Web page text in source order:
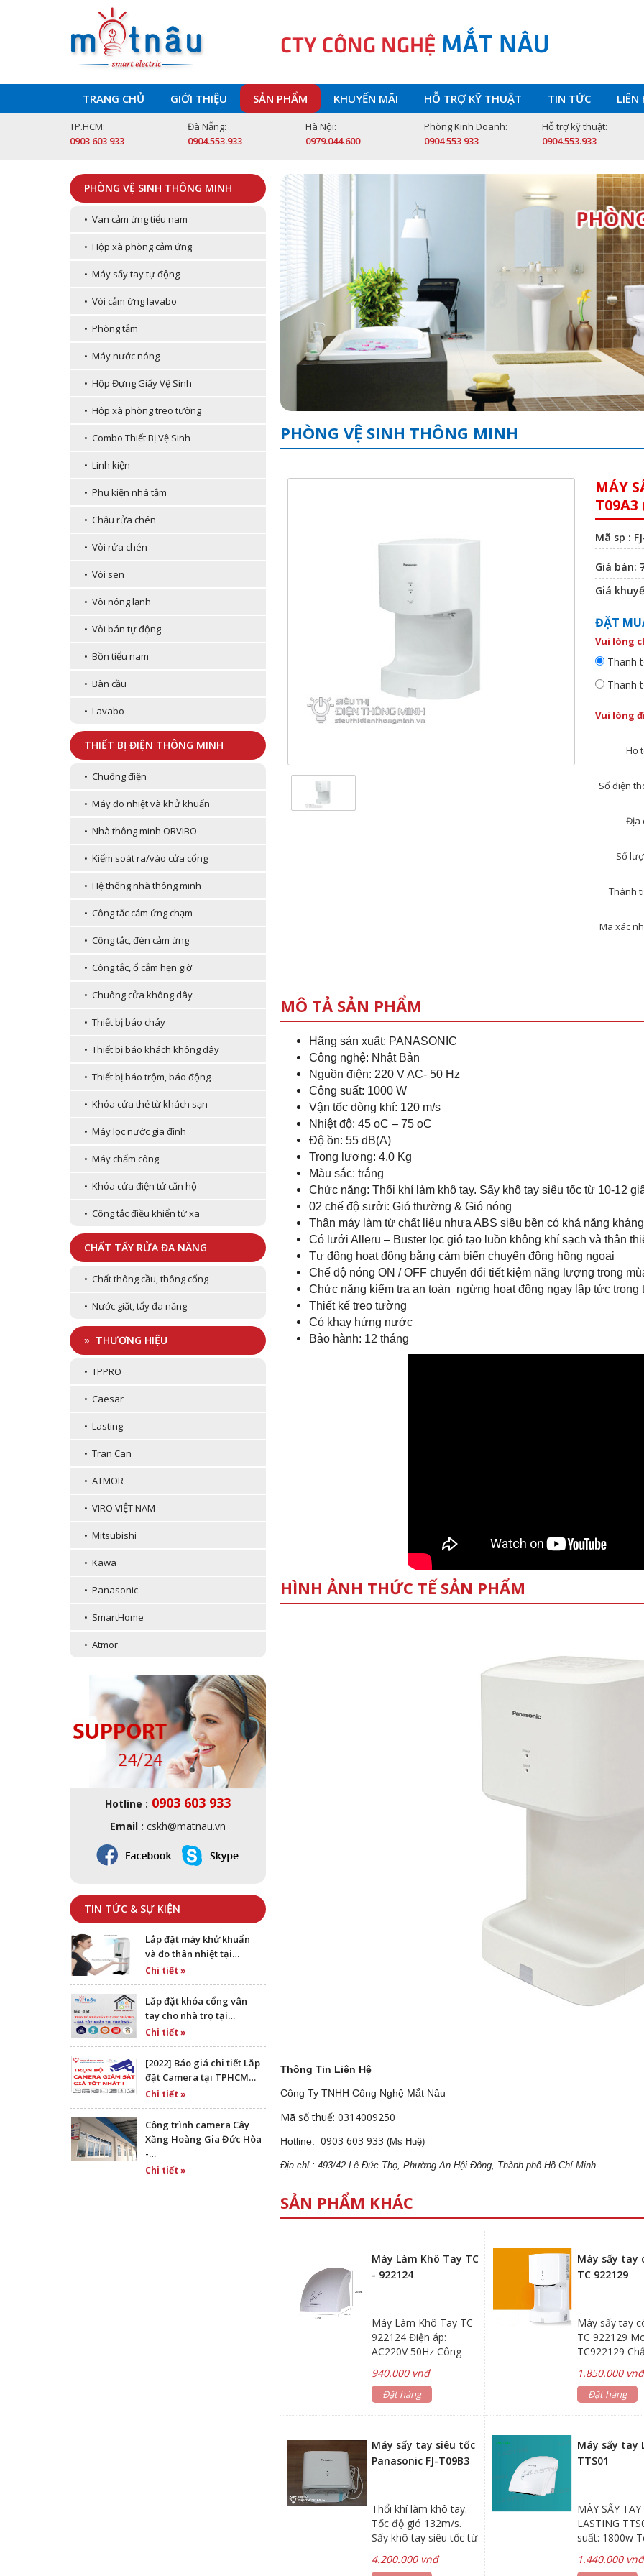
CTY CÔNG NGHỆ MẮT NÂU
TRANG CHỦ GIỚI THIỆU SẢN PHẨM KHUYẾN MÃI HỖ TRỢ KỸ THUẬT TIN TỨC LIÊN
TP.HCM:
0903 603 933
Đà Nẵng:
0904.553.933
Hà Nội:
0979.044.600
Phòng Kinh Doanh:
0904 553 933
Hỗ trợ kỹ thuật:
0904.553.933
PHÒNG VỆ SINH THÔNG MINH
• Van cảm ứng tiểu nam
• Hộp xà phòng cảm ứng
• Máy sấy tay tự động
• Vòi cảm ứng lavabo
• Phòng tắm
• Máy nước nóng
• Hộp Đựng Giấy Vệ Sinh
• Hộp xà phòng treo tường
• Combo Thiết Bị Vệ Sinh
• Linh kiện
• Phụ kiện nhà tắm
• Chậu rửa chén
• Vòi rửa chén
• Vòi sen
• Vòi nóng lạnh
• Vòi bán tự động
• Bồn tiểu nam
• Bàn cầu
• Lavabo
THIẾT BỊ ĐIỆN THÔNG MINH
• Chuông điện
• Máy đo nhiệt và khử khuẩn
• Nhà thông minh ORVIBO
• Kiểm soát ra/vào cửa cổng
• Hệ thống nhà thông minh
• Công tắc cảm ứng chạm
• Công tắc, đèn cảm ứng
• Công tắc, ổ cắm hẹn giờ
• Chuông cửa không dây
• Thiết bị báo cháy
• Thiết bị báo khách không dây
• Thiết bị báo trộm, báo động
• Khóa cửa thẻ từ khách sạn
• Máy lọc nước gia đình
• Máy chấm công
• Khóa cửa điện tử căn hộ
• Công tắc điều khiển từ xa
CHẤT TẨY RỬA ĐA NĂNG
• Chất thông cầu, thông cống
• Nước giặt, tẩy đa năng
» THƯƠNG HIỆU
• TPPRO
• Caesar
• Lasting
• Tran Can
• ATMOR
• VIRO VIỆT NAM
• Mitsubishi
• Kawa
• Panasonic
• SmartHome
• Atmor
Hotline : 0903 603 933
Email : cskh@matnau.vn
TIN TỨC & SỰ KIỆN
Lắp đặt máy khử khuẩn
và đo thân nhiệt tại…
Chi tiết »
Lắp đặt khóa cổng vân
tay cho nhà trọ tại…
Chi tiết »
[2022] Báo giá chi tiết Lắp
đặt Camera tại TPHCM…
Chi tiết »
Công trình camera Cây
Xăng Hoàng Gia Đức Hòa
-…
Chi tiết »
PHÒNG VỆ SINH THÔNG MINH
MÁY
T09A3
Mã sp :
Giá bán:
Giá
ĐẶT
Vui lòng
Thanh
Thanh
Vui lòng
Họ
Số điện
Địa
Số
Thành
Mã xác
MÔ TẢ SẢN PHẨM
Hãng sản xuất: PANASONIC
Công nghệ: Nhật Bản
Nguồn điện: 220 V AC- 50 Hz
Công suất: 1000 W
Vận tốc dòng khí: 120 m/s
Nhiệt độ: 45 oC – 75 oC
Độ ồn: 55 dB(A)
Trọng lượng: 4,0 Kg
Màu sắc: trắng
Chức năng: Thổi khí làm khô tay. Sấy khô tay siêu tốc từ 10-12
02 chế độ sưởi: Gió thường & Gió nóng
Thân máy làm từ chất liệu nhựa ABS siêu bền có khả năng
Có lưới Alleru – Buster lọc gió tạo luồn không khí sạch và thân
Tự động hoạt động bằng cảm biến chuyển động hồng ngoại
Chế độ nóng ON / OFF chuyển đổi tiết kiệm năng lượng trong
Chức năng kiểm tra an toàn ngừng hoạt động ngay lập tức
Thiết kế treo tường
Có khay hứng nước
Bảo hành: 12 tháng
HÌNH ẢNH THỨC TẾ SẢN PHẨM
Thông Tin Liên Hệ
Công Ty TNHH Công Nghệ Mắt Nâu
Mã số thuế: 0314009250
Hotline: 0903 603 933 (Ms Huệ)
Địa chỉ : 493/42 Lê Đức Thọ, Phường An Hội Đông, Thành phố Hồ Chí Minh
SẢN PHẨM KHÁC
Máy Làm Khô Tay TC
- 922124
Máy Làm Khô Tay TC -
922124 Điện áp:
AC220V 50Hz Công
điện: 7.2A Lớp chống
thấm: 1PX1 Tốc độ gió:
cơ: 2400 vòng/phút
Chất liệu: nhựa ABS
940.000 vnđ
Đặt hàng
Máy sấy tay
TC 922129
Máy sấy tay
TC 922129
TC922129
áp: AC 200V
Công suất:
thấm: 1PX1
gió: 90m3/h
25000 vòng/
hành: 24 tháng
1.850.000 vnđ
Đặt hàng
Máy sấy tay siêu tốc
Panasonic FJ-T09B3
Thổi khí làm khô tay.
Tốc độ gió 132m/s.
Sấy khô tay siêu tốc từ
3 lần máy sấy tay
4.200.000 vnđ
Máy sấy tay
TTS01
MÁY SẤY TAY
LASTING
suất: 1800w
gió >55ºC Điện
1.440.000 vnđ